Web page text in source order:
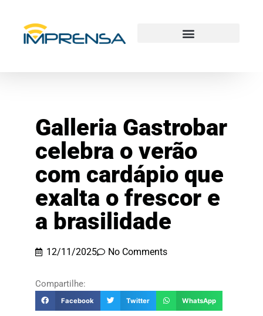
Galleria Gastrobar
celebra o verão
com cardápio que
exalta o frescor e
a brasilidade
12/11/2025 No Comments
Compartilhe:
Facebook Twitter WhatsApp